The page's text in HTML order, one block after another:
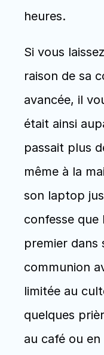
heures.
Si vous
raison de sa
avancée, il
était ainsi
passait plus
même à la
son laptop
confesse que
premier dans
communion
limitée au
quelques
au café ou